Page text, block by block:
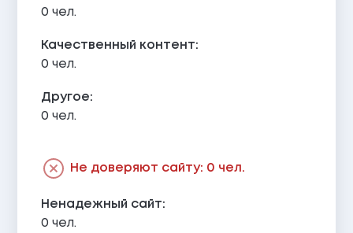
0 чел.
Качественный контент:
0 чел.
Другое:
0 чел.
Не доверяют сайту: 0 чел.
Ненадежный сайт:
0 чел.